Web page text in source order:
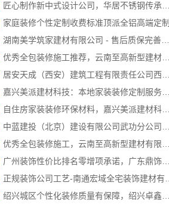
家庭装修个性定制收费标准顶派全铝高端定制